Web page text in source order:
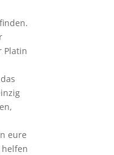
Platin
eure